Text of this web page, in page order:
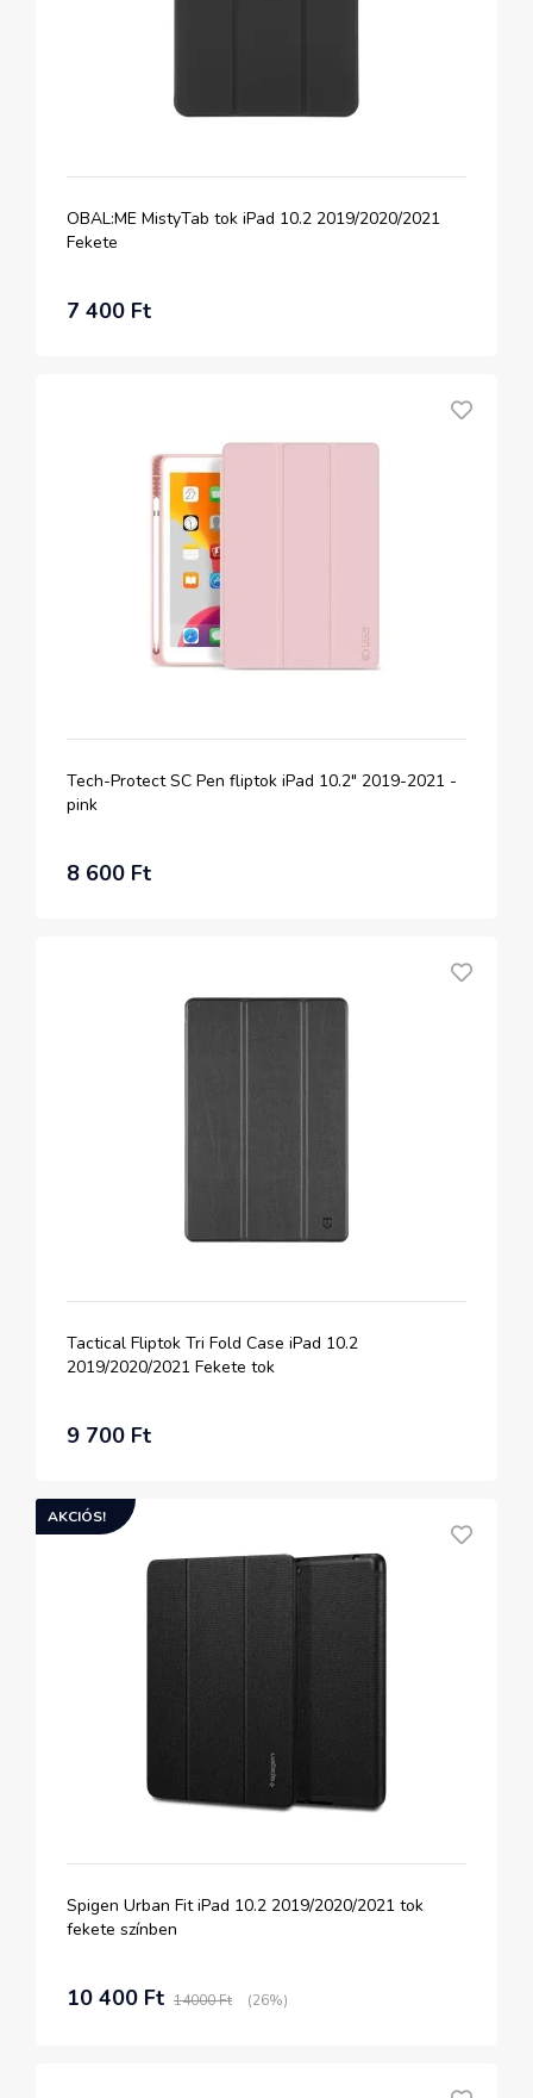
OBAL:ME MistyTab tok iPad 10.2 2019/2020/2021
Fekete
7 400 Ft
Tech-Protect SC Pen fliptok iPad 10.2" 2019-2021 -
pink
8 600 Ft
Tactical Fliptok Tri Fold Case iPad 10.2
2019/2020/2021 Fekete tok
9 700 Ft
AKCIÓS!
Spigen Urban Fit iPad 10.2 2019/2020/2021 tok
fekete színben
10 400 Ft 14000 Ft (26%)